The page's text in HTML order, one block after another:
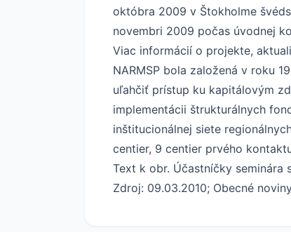
októbra 2009 v Štokholme
novembri 2009 počas úvodnej
Viac informácií o projekte,
NARMSP bola založená v roku
uľahčiť prístup ku kapitálovým
implementácii štrukturálnych
inštitucionálnej siete
centier, 9 centier prvého
Text k obr. Účastníčky
Zdroj: 09.03.2010; Obecné